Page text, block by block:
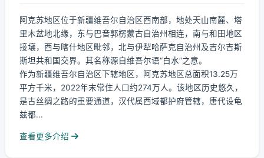
阿克苏地区位于新疆维吾尔自治区西南部，地处天山南麓、塔
里木盆地北缘，东与巴音郭楞蒙古自治州相连，南与和田地区
接壤，西与喀什地区毗邻，北与伊犁哈萨克自治州及吉尔吉斯
斯坦共和国交界。其名称源自维吾尔语“白水”之意。
作为新疆维吾尔自治区下辖地区，阿克苏地区总面积13.25万
平方千米，2022年末常住人口约274万人。该地区历史悠久，
是古丝绸之路的重要通道，汉代属西域都护府管辖，唐代设龟
兹都...
查看更多介绍